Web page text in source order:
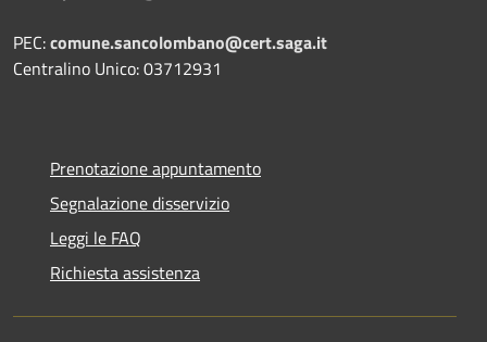
PEC:comune.sancolombano@cert.saga.it
Centralino Unico: 03712931
Prenotazione appuntamento
Segnalazione disservizio
Leggi le FAQ
Richiesta assistenza